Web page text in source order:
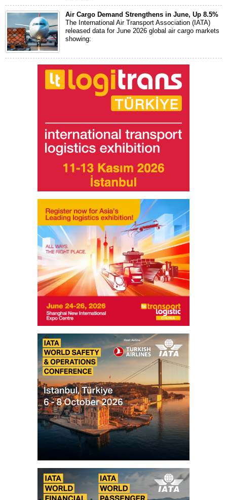
Air Cargo Demand Strengthens in June, Up 8.5%
The International Air Transport Association (IATA)
released data for June 2026 global air cargo markets
showing: